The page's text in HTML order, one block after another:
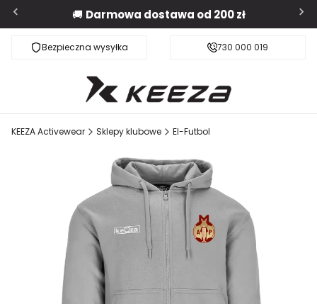
🚚 Darmowa dostawa od 200 zł
Bezpieczna wysyłka Darmowa dostawa od 200 zł
730 000 019
KEEZA Activewear Sklepy klubowe El-Futbol